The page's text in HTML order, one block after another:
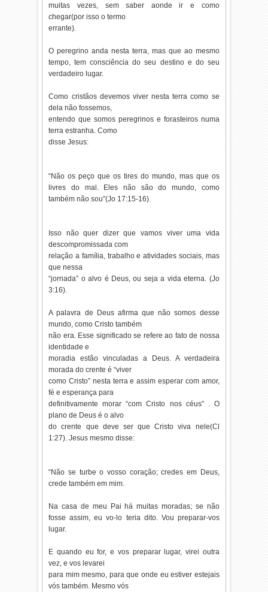
muitas vezes, sem saber aonde ir e como
chegar(por isso o termo
errante).
O peregrino anda nesta terra, mas que ao mesmo
tempo, tem consciência do seu destino e do seu
verdadeiro lugar.
Como cristãos devemos viver nesta terra como se
dela não fossemos,
entendo que somos peregrinos e forasteiros numa
terra estranha. Como
disse Jesus:
“Não os peço que os tires do mundo, mas que os
livres do mal. Eles não são do mundo, como
também não sou”(Jo 17:15-16).
Isso não quer dizer que vamos viver uma vida
descompromissada com
relação a família, trabalho e atividades sociais, mas
que nessa
“jornada” o alvo é Deus, ou seja a vida eterna. (Jo
3:16).
A palavra de Deus afirma que não somos desse
mundo, como Cristo também
não era. Esse significado se refere ao fato de nossa
identidade e
moradia estão vinculadas a Deus. A verdadeira
morada do crente é “viver
como Cristo” nesta terra e assim esperar com amor,
fé e esperança para
definitivamente morar “com Cristo nos céus” . O
plano de Deus é o alvo
do crente que deve ser que Cristo viva nele(Cl
1:27). Jesus mesmo disse:
“Não se turbe o vosso coração; credes em Deus,
crede também em mim.
Na casa de meu Pai há muitas moradas; se não
fosse assim, eu vo-lo teria dito. Vou preparar-vos
lugar.
E quando eu for, e vos preparar lugar, virei outra
vez, e vos levarei
para mim mesmo, para que onde eu estiver estejais
vós também. Mesmo vós